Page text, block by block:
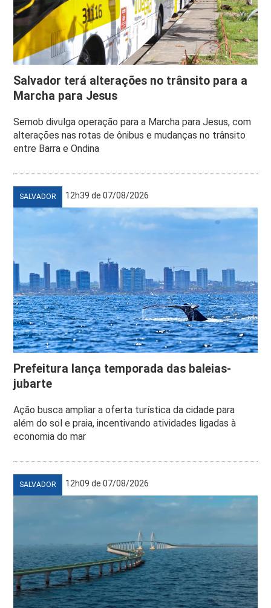
Salvador terá alterações no trânsito para a
Marcha para Jesus
Semob divulga operação para a Marcha para Jesus, com
alterações nas rotas de ônibus e mudanças no trânsito
entre Barra e Ondina
SALVADOR 12h39 de 07/08/2026
Prefeitura lança temporada das baleias-
jubarte
Ação busca ampliar a oferta turística da cidade para
além do sol e praia, incentivando atividades ligadas à
economia do mar
SALVADOR 12h09 de 07/08/2026